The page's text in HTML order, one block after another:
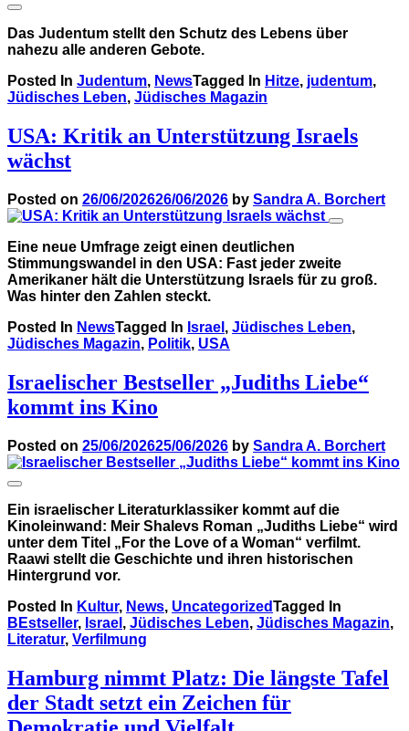
Das Judentum stellt den Schutz des Lebens über
nahezu alle anderen Gebote.
Posted In Judentum, NewsTagged In Hitze, judentum,
Jüdisches Leben, Jüdisches Magazin
USA: Kritik an Unterstützung Israels
wächst
Posted on 26/06/202626/06/2026 by Sandra A. Borchert
Eine neue Umfrage zeigt einen deutlichen
Stimmungswandel in den USA: Fast jeder zweite
Amerikaner hält die Unterstützung Israels für zu groß.
Was hinter den Zahlen steckt.
Posted In NewsTagged In Israel , Jüdisches Leben,
Jüdisches Magazin, Politik, USA
Israelischer Bestseller „Judiths Liebe“
kommt ins Kino
Posted on 25/06/202625/06/2026 by Sandra A. Borchert
Ein israelischer Literaturklassiker kommt auf die
Kinoleinwand: Meir Shalevs Roman „Judiths Liebe“ wird
unter dem Titel „For the Love of a Woman“ verfilmt.
Raawi stellt die Geschichte und ihren historischen
Hintergrund vor.
Posted In Kultur, News, UncategorizedTagged In
BEstseller, Israel , Jüdisches Leben, Jüdisches Magazin,
Literatur, Verfilmung
Hamburg nimmt Platz: Die längste Tafel
der Stadt setzt ein Zeichen für